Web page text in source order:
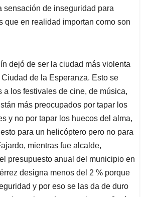
sensación de inseguridad para
que en realidad importan como son
dejó de ser la ciudad más violenta
de la Esperanza. Esto se
a los festivales de cine, de música,
más preocupados por tapar los
y no por tapar los huecos del alma,
para un helicóptero pero no para
mientras fue alcalde,
presupuesto anual del municipio en
designa menos del 2 % porque
y por eso se las da de duro